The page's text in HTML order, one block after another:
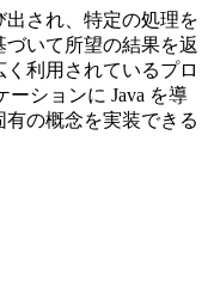
され、特定の処理を
いて所望の結果を返
く利用されているプロ
ーションに Java を導
有の概念を実装できる